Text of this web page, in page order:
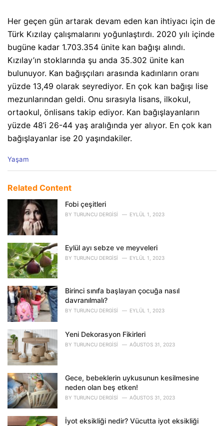
Her geçen gün artarak devam eden kan ihtiyacı için de
Türk Kızılay çalışmalarını yoğunlaştırdı. 2020 yılı içinde
bugüne kadar 1.703.354 ünite kan bağışı alındı.
Kızılay’ın stoklarında şu anda 35.302 ünite kan
bulunuyor. Kan bağışçıları arasında kadınların oranı
yüzde 13,49 olarak seyrediyor. En çok kan bağışı lise
mezunlarından geldi. Onu sırasıyla lisans, ilkokul,
ortaokul, önlisans takip ediyor. Kan bağışlayanların
yüzde 48’i 26-44 yaş aralığında yer alıyor. En çok kan
bağışlayanlar ise 20 yaşındakiler.
C
e
e
:
Yaşam
Related Content
Fobi çeşitleri
BY TURUNCU DERGISI EYLÜL 1, 2023
Eylül ayı sebze ve meyveleri
BY TURUNCU DERGISI EYLÜL 1, 2023
Birinci sınıfa başlayan çocuğa nasıl
davranılmalı?
BY TURUNCU DERGISI EYLÜL 1, 2023
Yeni Dekorasyon Fikirleri
BY TURUNCU DERGISI AĞUSTOS 31, 2023
Gece, bebeklerin uykusunun kesilmesine
neden olan beş etken!
BY TURUNCU DERGISI AĞUSTOS 31, 2023
İyot eksikliği nedir? Vücutta iyot eksikliği